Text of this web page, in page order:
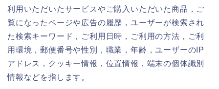
利用いただいたサービスやご購入いただいた商品，ご
覧になったページや広告の履歴，ユーザーが検索され
た検索キーワード，ご利用日時，ご利用の方法，ご利
用環境，郵便番号や性別，職業，年齢，ユーザーのIP
アドレス，クッキー情報，位置情報，端末の個体識別
情報などを指します。